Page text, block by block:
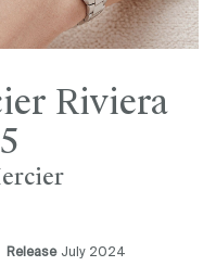
Riviera
Release July 2024